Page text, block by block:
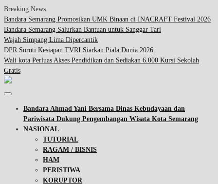
Breaking News
Bandara Semarang Promosikan UMK Binaan di INACRAFT Festival 2026
Bandara Semarang Salurkan Bantuan untuk Sanggar Tari
Wajah Simpang Lima Dipercantik
DPR Soroti Kesiapan TVRI Siarkan Piala Dunia 2026
Wali kota Perluas Akses Pendidikan dan Sediakan 6.000 Kursi Sekolah
Gratis
Bandara Ahmad Yani Bersama Dinas Kebudayaan dan
Pariwisata Dukung Pengembangan Wisata Kota Semarang
NASIONAL
TUTORIAL
RAGAM / BISNIS
HAM
PERISTIWA
KORUPTOR